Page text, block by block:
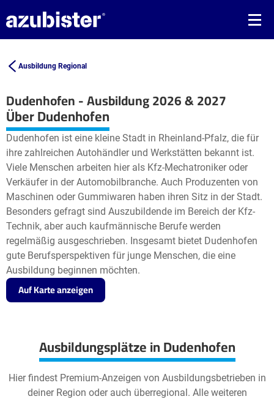
Ausbildung Regional
Dudenhofen - Ausbildung 2026 & 2027
+
−
Leaflet| ©OpenStreetMap2
Über Dudenhofen
Dudenhofen ist eine kleine Stadt in Rheinland-Pfalz, die für
ihre zahlreichen Autohändler und Werkstätten bekannt ist.
Viele Menschen arbeiten hier als Kfz-Mechatroniker oder
Verkäufer in der Automobilbranche. Auch Produzenten von
Maschinen oder Gummiwaren haben ihren Sitz in der Stadt.
Besonders gefragt sind Auszubildende im Bereich der Kfz-
Technik, aber auch kaufmännische Berufe werden
regelmäßig ausgeschrieben. Insgesamt bietet Dudenhofen
gute Berufsperspektiven für junge Menschen, die eine
Ausbildung beginnen möchten.
Auf Karte anzeigen
Ausbildungsplätze in Dudenhofen
Hier findest Premium-Anzeigen von Ausbildungsbetrieben in
deiner Region oder auch überregional. Alle weiteren